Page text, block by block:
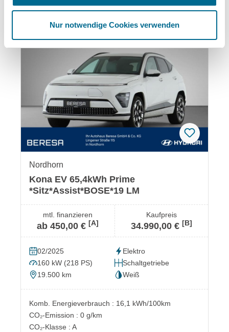
Nur notwendige Cookies verwenden
Nordhorn
Kona EV 65,4kWh Prime
*Sitz*Assist*BOSE*19 LM
mtl. finanzieren
ab 450,00 € [A]
Kaufpreis
34.990,00 € [B]
02/2025
Elektro
160 kW (218 PS)
Schaltgetriebe
19.500 km
Weiß
Komb. Energieverbrauch : 16,1 kWh/100km
CO₂-Emission : 0 g/km
CO₂-Klasse : A